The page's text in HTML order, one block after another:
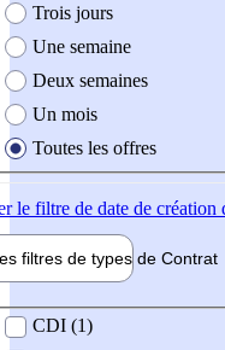
Trois jours
Une semaine
Deux semaines
Un mois
Toutes les offres
le filtre de date de création
filtres de types de Contrat
contrat
CDI (1)